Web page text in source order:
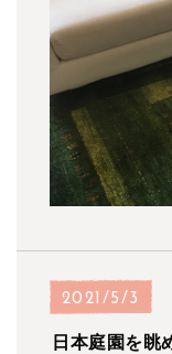
2021/5/3
日本庭園を眺